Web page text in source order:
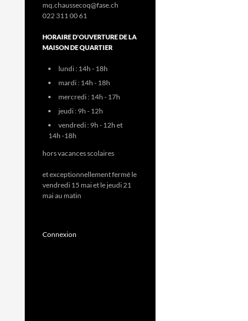
mq.chaussecoq@fase.ch
022 311 00 61
HORAIRE D'OUVERTURE DE LA
MAISON DE QUARTIER
lundi : 14h - 18h
mardi : 14h - 18h
mercredi : 14h - 17h
jeudi : 9h - 12h
vendredi : 9h - 12h et
14h -18h
hors vacances scolaires
et exceptionnellement fermé le
vendredi 15 mai et le jeudi 21
mai au matin
Connexion